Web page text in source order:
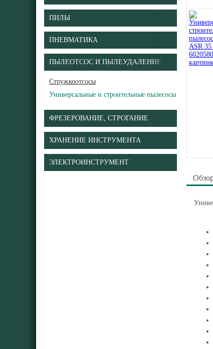
ПИЛЫ
ПНЕВМАТИКА
ПЫЛЕОТСОС И ПЫЛЕУДАЛЕНИЕ
Стружкоотсосы
Универсальные и строительные пылесосы
ФРЕЗЕРОВАНИЕ, СТРОГАНИЕ
ХРАНЕНИЕ ИНСТРУМЕНТА
ЭЛЕКТРОИНСТРУМЕНТ